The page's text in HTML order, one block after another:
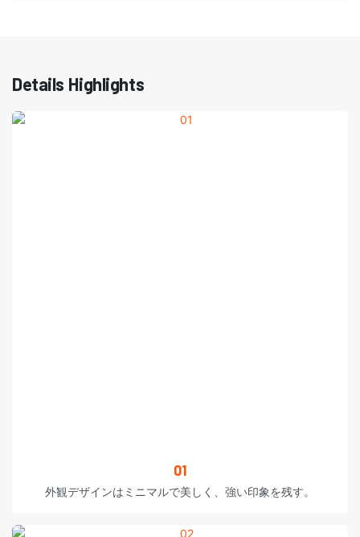
Details Highlights
01
外観デザインはミニマルで美しく、強い印象を残す。